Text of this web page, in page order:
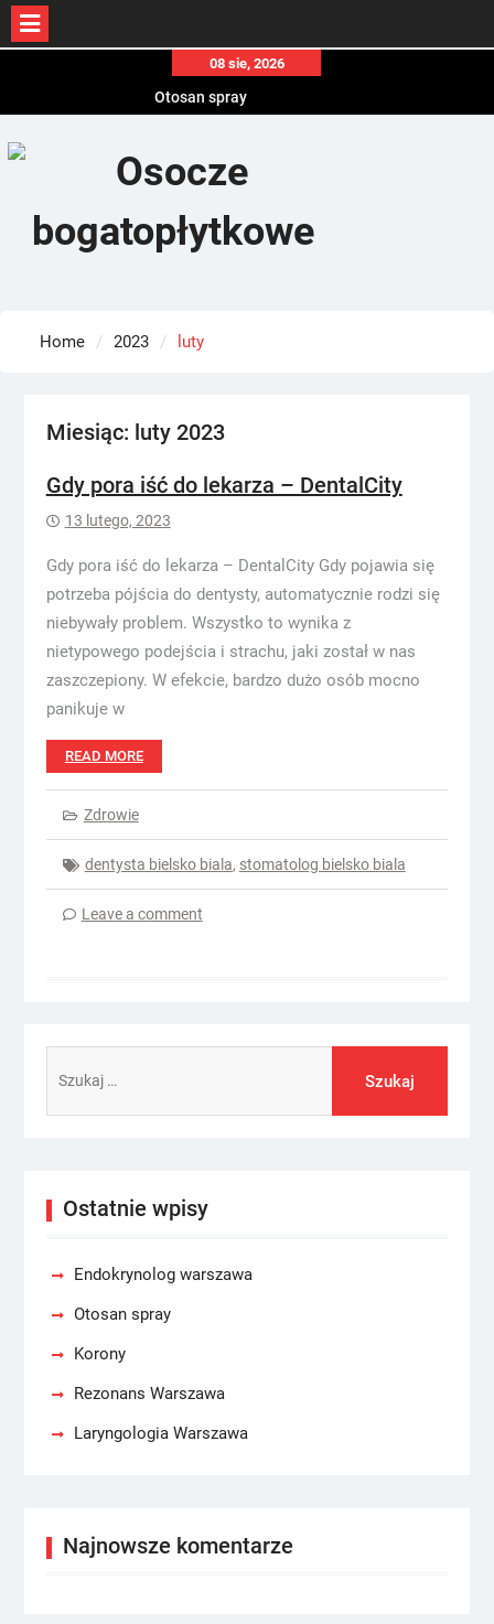
content
08 sie, 2026
Otosan spray
Home 2023 luty
Miesiąc: luty 2023
Gdy pora iść do lekarza – DentalCity
13 lutego, 2023
Gdy pora iść do lekarza – DentalCity Gdy pojawia się
potrzeba pójścia do dentysty, automatycznie rodzi się
niebywały problem. Wszystko to wynika z
nietypowego podejścia i strachu, jaki został w nas
zaszczepiony. W efekcie, bardzo dużo osób mocno
panikuje w
READ MORE
Zdrowie
dentysta bielsko biala, stomatolog bielsko biala
Leave a comment
Ostatnie wpisy
Endokrynolog warszawa
Otosan spray
Korony
Rezonans Warszawa
Laryngologia Warszawa
Najnowsze komentarze